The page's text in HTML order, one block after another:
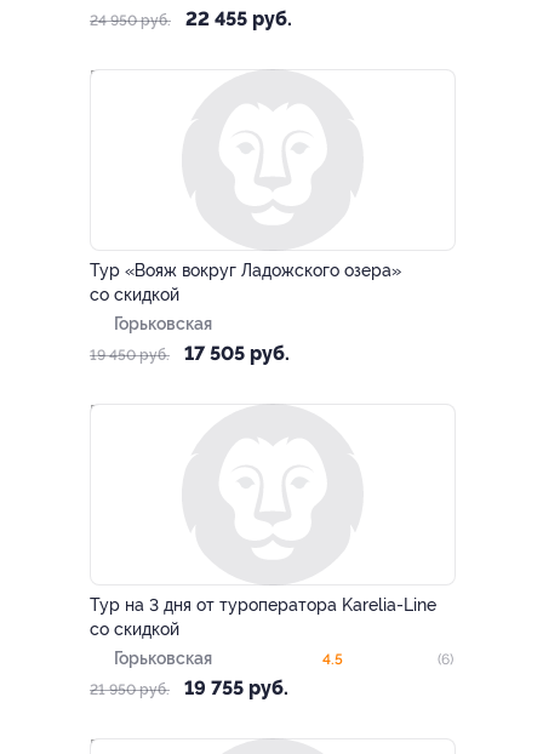
24 950 руб. 22 455 руб.
Тур «Вояж вокруг Ладожского озера»
со скидкой
Горьковская
19 450 руб. 17 505 руб.
Тур на 3 дня от туроператора Karelia-Line
со скидкой
Горьковская
21 950 руб. 19 755 руб.
4.5 (6)